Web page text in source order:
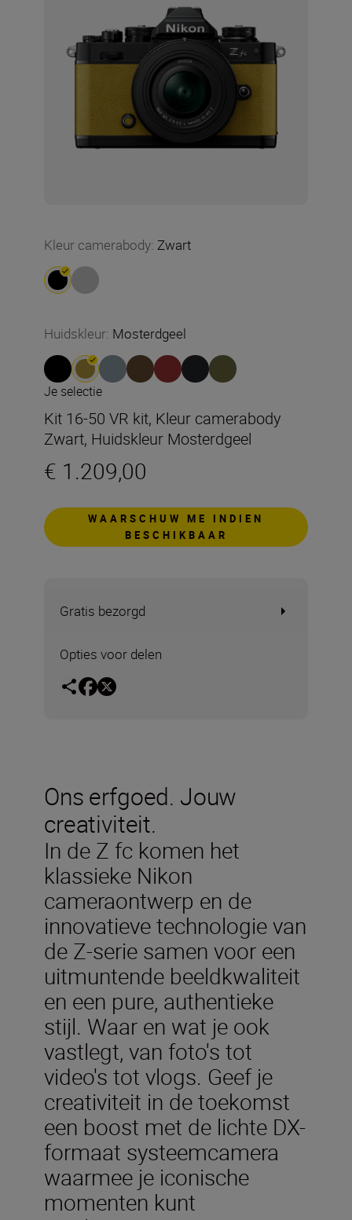
Kleur camerabody: Zwart
Huidskleur: Mosterdgeel
Je selectie
Kit 16-50 VR kit, Kleur camerabody
Zwart, Huidskleur Mosterdgeel
€ 1.209,00
WAARSCHUW ME INDIEN
BESCHIKBAAR
Gratis bezorgd
Opties voor delen
Ons erfgoed. Jouw
creativiteit.
In de Z fc komen het
klassieke Nikon
cameraontwerp en de
innovatieve technologie van
de Z-serie samen voor een
uitmuntende beeldkwaliteit
en een pure, authentieke
stijl. Waar en wat je ook
vastlegt, van foto's tot
video's tot vlogs. Geef je
creativiteit in de toekomst
een boost met de lichte DX-
formaat systeemcamera
waarmee je iconische
momenten kunt